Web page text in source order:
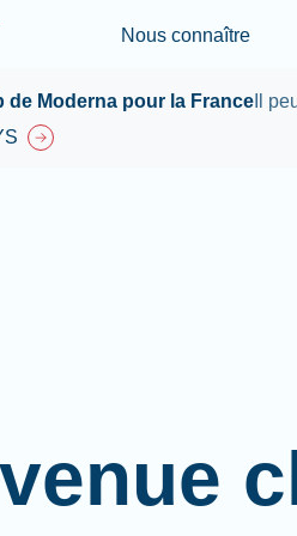
Nous connaître
de Moderna pour la France Il